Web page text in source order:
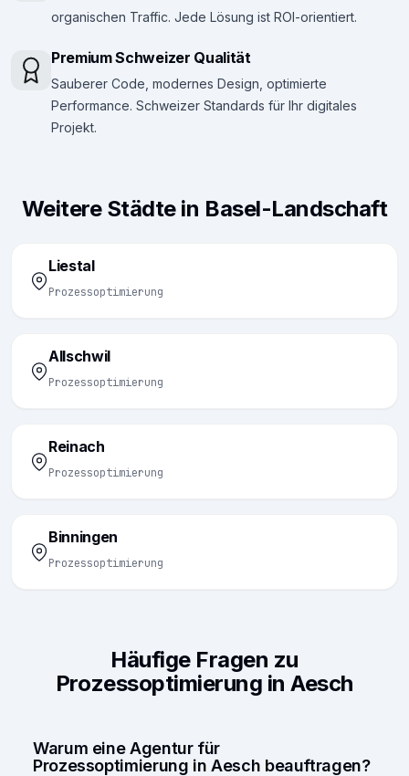
organischen Traffic. Jede Lösung ist ROI-orientiert.
Premium Schweizer Qualität
Sauberer Code, modernes Design, optimierte
Performance. Schweizer Standards für Ihr digitales
Projekt.
Weitere Städte in Basel-Landschaft
Liestal
Prozessoptimierung
Allschwil
Prozessoptimierung
Reinach
Prozessoptimierung
Binningen
Prozessoptimierung
Häufige Fragen zu
Prozessoptimierung in Aesch
Warum eine Agentur für
Prozessoptimierung in Aesch beauftragen?